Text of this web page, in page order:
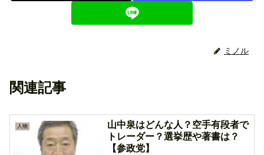
ミノル
関連記事
人物
山中泉はどんな人？空手有段者で
トレーダー？選挙歴や著書は？
【参政党】